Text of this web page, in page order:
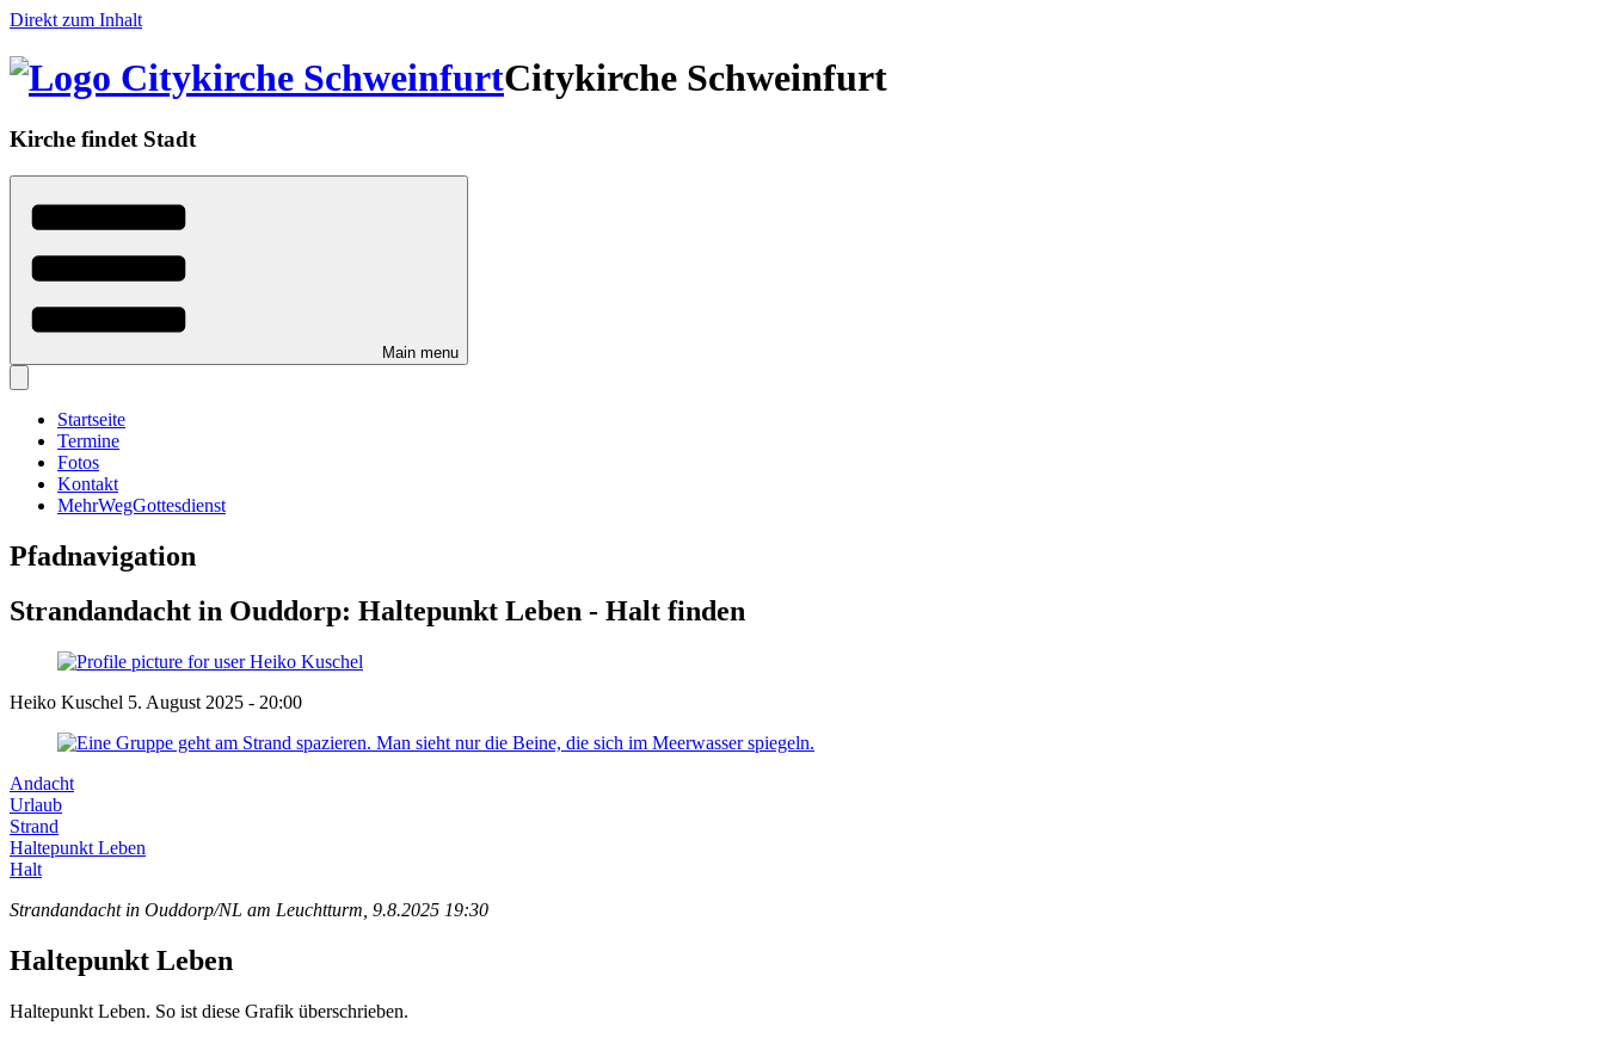
Direkt zum Inhalt
Citykirche Schweinfurt
Kirche findet Stadt
Main menu
Startseite
Termine
Fotos
Kontakt
MehrWegGottesdienst
Pfadnavigation
Strandandacht in Ouddorp: Haltepunkt Leben - Halt finden
Heiko Kuschel 5. August 2025 - 20:00
Andacht
Urlaub
Strand
Haltepunkt Leben
Halt
Strandandacht in Ouddorp/NL am Leuchtturm, 9.8.2025 19:30
Haltepunkt Leben
Haltepunkt Leben. So ist diese Grafik überschrieben.